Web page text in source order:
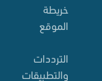
خريطة
الموقع
الترددات
والتطبيقات